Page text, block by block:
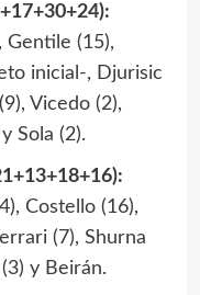
Gentile (15),
inicial-, Djurisic
Vicedo (2),
Sola (2).
Costello (16),
(7), Shurna
y Beirán.